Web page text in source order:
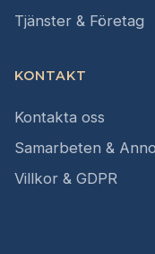
Tjänster & Företag
KONTAKT
Kontakta oss
Samarbeten &
Villkor & GDPR